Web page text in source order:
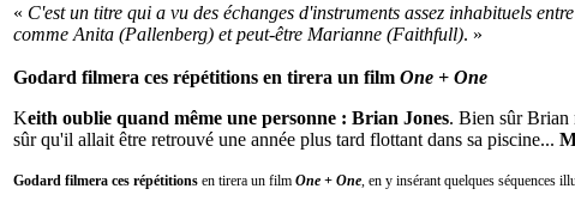
« C'est un titre qui a vu des échanges d'instruments assez inhabituels
comme Anita (Pallenberg) et peut-être Marianne (Faithfull). »
Godard filmera ces répétitions en tirera un film One + One
Keith oublie quand même une personne : Brian Jones. Bien sûr Brian
sûr qu'il allait être retrouvé une année plus tard flottant dans sa piscine...
Godard filmera ces répétitions en tirera un film One + One, en y insérant quelques séquences